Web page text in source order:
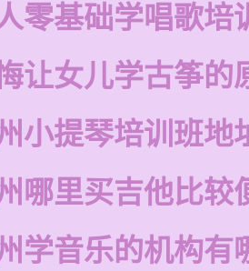
零基础学唱歌培
让女儿学古筝的
小提琴培训班地
哪里买吉他比较
学音乐的机构有